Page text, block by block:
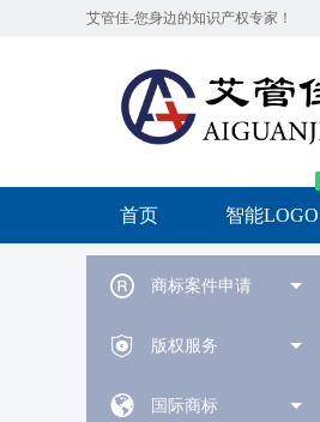
艾管佳-您身边的知识产权专家！
首页 智能LOGO
商标案件申请
版权服务
国际商标